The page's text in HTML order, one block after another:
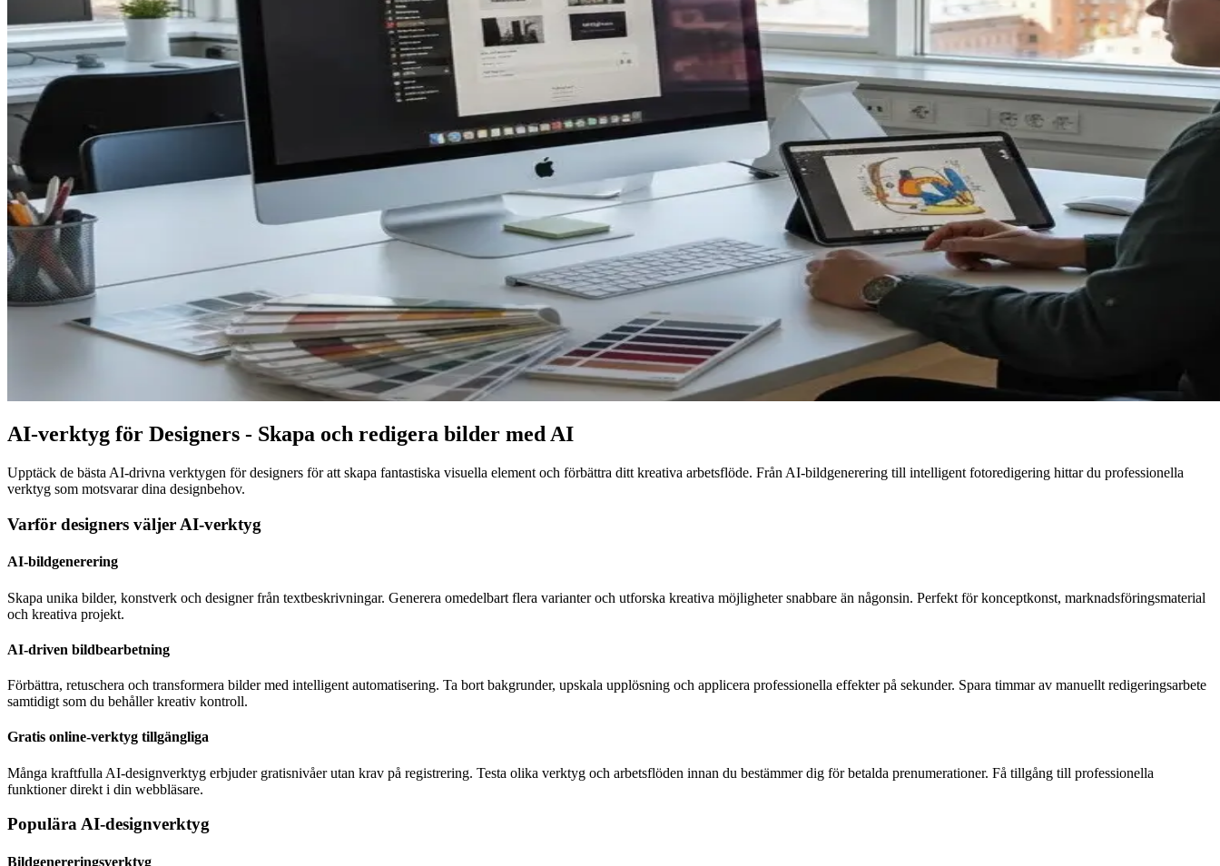
AI-verktyg för Designers - Skapa och redigera bilder med AI
Upptäck de bästa AI-drivna verktygen för designers för att skapa fantastiska visuella element och förbättra ditt kreativa arbetsflöde. Från AI-bildgenerering till intelligent fotoredigering hittar du professionella
verktyg som motsvarar dina designbehov.
Varför designers väljer AI-verktyg
AI-bildgenerering
Skapa unika bilder, konstverk och designer från textbeskrivningar. Generera omedelbart flera varianter och utforska kreativa möjligheter snabbare än någonsin. Perfekt för konceptkonst, marknadsföringsmaterial
och kreativa projekt.
AI-driven bildbearbetning
Förbättra, retuschera och transformera bilder med intelligent automatisering. Ta bort bakgrunder, upskala upplösning och applicera professionella effekter på sekunder. Spara timmar av manuellt redigeringsarbete
samtidigt som du behåller kreativ kontroll.
Gratis online-verktyg tillgängliga
Många kraftfulla AI-designverktyg erbjuder gratisnivåer utan krav på registrering. Testa olika verktyg och arbetsflöden innan du bestämmer dig för betalda prenumerationer. Få tillgång till professionella
funktioner direkt i din webbläsare.
Populära AI-designverktyg
Bildgenereringsverktyg